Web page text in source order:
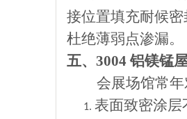
接位置填充耐候
杜绝薄弱点渗漏。
五、 3004 铝镁锰
会展场馆常
1. 表面致密涂层